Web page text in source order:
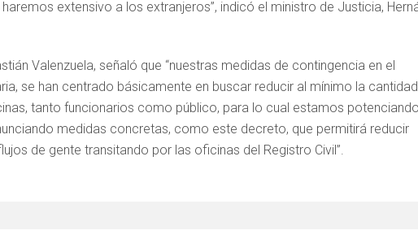
extensivo a los extranjeros”, indicó el ministro de Justicia,
Valenzuela, señaló que “nuestras medidas de contingencia en el
se han centrado básicamente en buscar reducir al mínimo la cantidad
tanto funcionarios como público, para lo cual estamos
medidas concretas, como este decreto, que permitirá reducir
de gente transitando por las oficinas del Registro Civil”.